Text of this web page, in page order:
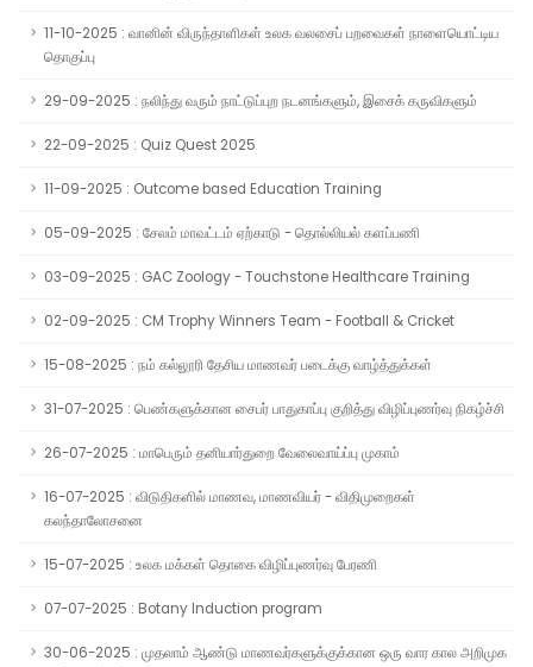
11-10-2025 : வானின் விருந்தாளிகள் உலக வலசைப் பறவைகள் நாளையொட்டிய
தொகுப்பு
29-09-2025 : நலிந்து வரும் நாட்டுப்புற நடனங்களும், இசைக் கருவிகளும்
22-09-2025 : Quiz Quest 2025
11-09-2025 : Outcome based Education Training
05-09-2025 : சேலம் மாவட்டம் ஏற்காடு - தொல்லியல் களப்பணி
03-09-2025 : GAC Zoology - Touchstone Healthcare Training
02-09-2025 : CM Trophy Winners Team - Football & Cricket
15-08-2025 : நம் கல்லூரி தேசிய மாணவர் படைக்கு வாழ்த்துக்கள்
31-07-2025 : பெண்களுக்கான சைபர் பாதுகாப்பு குறித்து விழிப்புணர்வு நிகழ்ச்சி
26-07-2025 : மாபெரும் தனியார்துறை வேலைவாய்ப்பு முகாம்
16-07-2025 : விடுதிகளில் மாணவ, மாணவியர் - விதிமுறைகள்
கலந்தாலோசனை
15-07-2025 : உலக மக்கள் தொகை விழிப்புணர்வு பேரணி
07-07-2025 : Botany Induction program
30-06-2025 : முதலாம் ஆண்டு மாணவர்களுக்குக்கான ஒரு வார கால அறிமுக